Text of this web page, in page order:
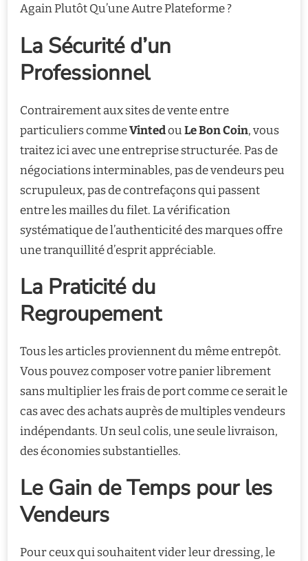
Again Plutôt Qu’une Autre Plateforme ?
La Sécurité d’un
Professionnel
Contrairement aux sites de vente entre
particuliers commeVintedouLe Bon Coin, vous
traitez ici avec une entreprise structurée. Pas de
négociations interminables, pas de vendeurs peu
scrupuleux, pas de contrefaçons qui passent
entre les mailles du filet. La vérification
systématique de l’authenticité des marques offre
une tranquillité d’esprit appréciable.
La Praticité du
Regroupement
Tous les articles proviennent du même entrepôt.
Vous pouvez composer votre panier librement
sans multiplier les frais de port comme ce serait le
cas avec des achats auprès de multiples vendeurs
indépendants. Un seul colis, une seule livraison,
des économies substantielles.
Le Gain de Temps pour les
Vendeurs
Pour ceux qui souhaitent vider leur dressing, le